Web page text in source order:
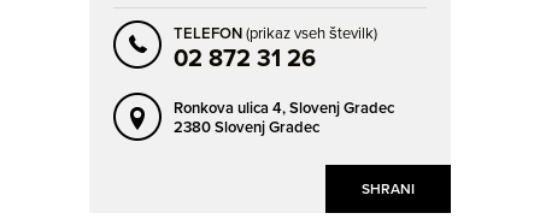
SHRANI
TELEFON(prikaz vseh številk)
02 872 31 26
Ronkova ulica 4,Slovenj Gradec
2380 Slovenj Gradec